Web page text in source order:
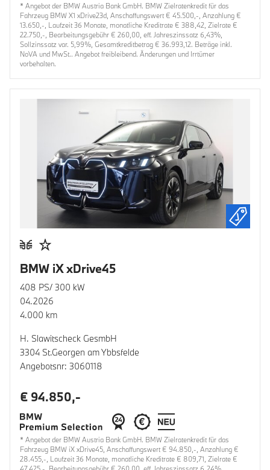
* Angebot der BMW Austria Bank GmbH. BMW Zielratenkredit für das
Fahrzeug BMW X1 xDrive23d, Anschaffungswert € 45.500,-, Anzahlung €
13.650,-, Laufzeit 36 Monate, monatliche Kreditrate € 388,42, Zielrate €
22.750,-, Bearbeitungsgebühr € 260,00, eff. Jahreszinssatz 6,43%,
Sollzinssatz var. 5,99%, Gesamtkreditbetrag € 36.993,12. Beträge inkl.
NoVA und MwSt.. Angebot freibleibend. Änderungen und Irrtümer
vorbehalten.
BMW iX xDrive45
408 PS/ 300 kW
04.2026
4.000 km
H. Slawitscheck GesmbH
3304 St.Georgen am Ybbsfelde
Angebotsnr: 3060118
€ 94.850,-
* Angebot der BMW Austria Bank GmbH. BMW Zielratenkredit für das
Fahrzeug BMW iX xDrive45, Anschaffungswert € 94.850,-, Anzahlung €
28.455,-, Laufzeit 36 Monate, monatliche Kreditrate € 809,71, Zielrate €